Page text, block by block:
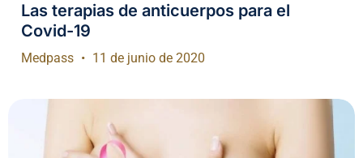
Las terapias de anticuerpos para el
Covid-19
Medpass 11 de junio de 2020